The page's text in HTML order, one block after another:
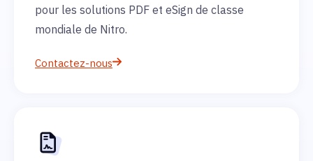
pour les solutions PDF et eSign de classe
mondiale de Nitro.
Contactez-nous